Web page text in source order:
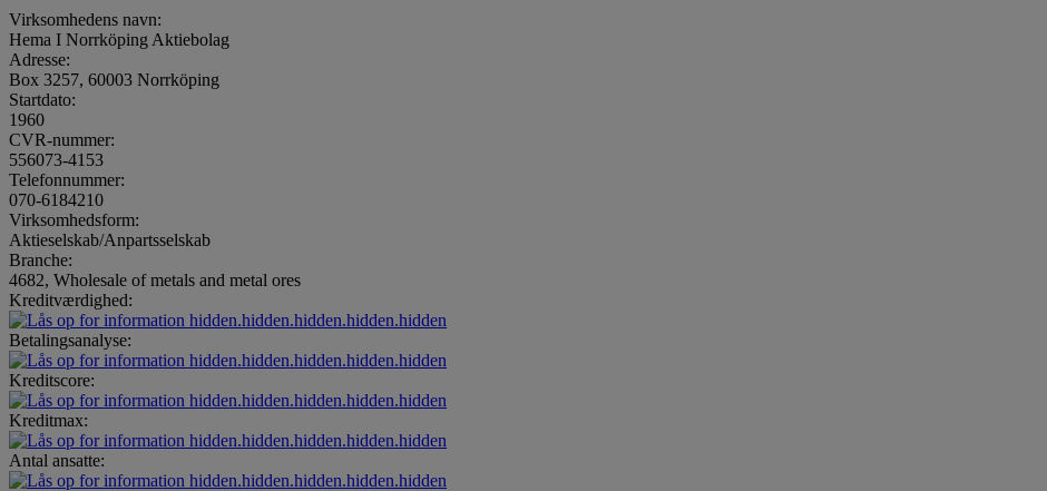
Virksomhedens navn:
Hema I Norrköping Aktiebolag
Adresse:
Box 3257, 60003 Norrköping
Startdato:
1960
CVR-nummer:
556073-4153
Telefonnummer:
070-6184210
Virksomhedsform:
Aktieselskab/Anpartsselskab
Branche:
4682, Wholesale of metals and metal ores
Kreditværdighed:
hidden.hidden.hidden.hidden.hidden
Betalingsanalyse:
hidden.hidden.hidden.hidden.hidden
Kreditscore:
hidden.hidden.hidden.hidden.hidden
Kreditmax:
hidden.hidden.hidden.hidden.hidden
Antal ansatte:
hidden.hidden.hidden.hidden.hidden